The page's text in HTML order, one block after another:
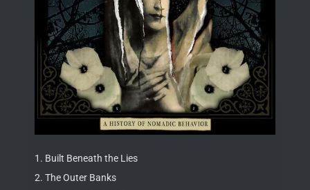
1. Built Beneath the Lies
2. The Outer Banks